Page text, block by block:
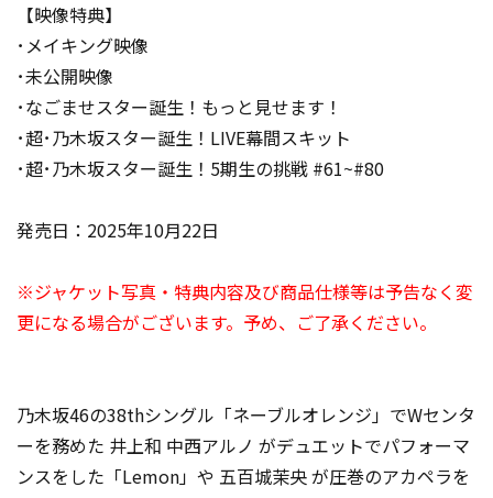
【映像特典】
･メイキング映像
･未公開映像
･なごませスター誕生！もっと見せます！
･超･乃木坂スター誕生！LIVE幕間スキット
･超･乃木坂スター誕生！5期生の挑戦 #61~#80
発売日：2025年10月22日
※ジャケット写真・特典内容及び商品仕様等は予告なく変
更になる場合がございます。予め、ご了承ください。
乃木坂46の38thシングル「ネーブルオレンジ」でWセンタ
ーを務めた 井上和 中西アルノ がデュエットでパフォーマ
ンスをした「Lemon」や 五百城茉央 が圧巻のアカペラを